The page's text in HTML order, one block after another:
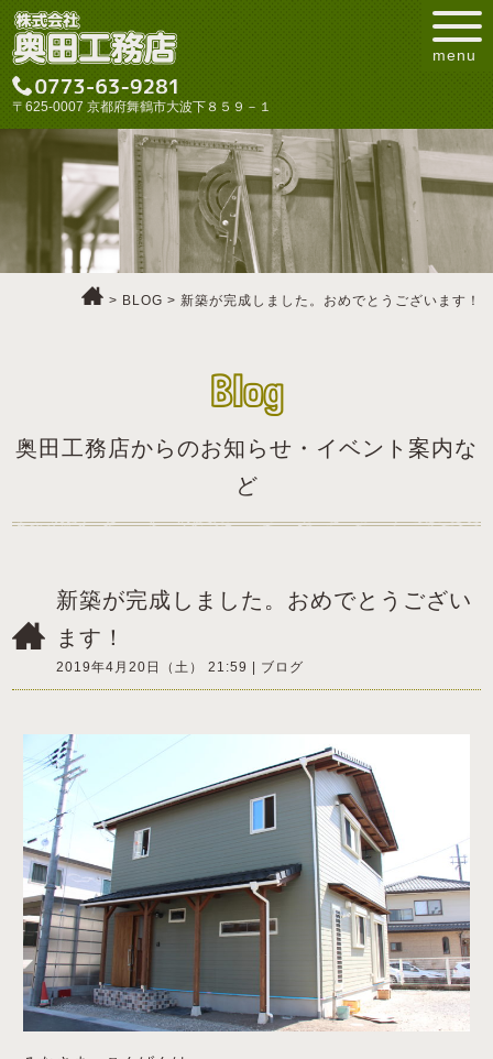
〒625-0007 京都府舞鶴市大波下８５９－１
menu
> BLOG > 新築が完成しました。おめでとうございます！
Blog
奥田工務店からのお知らせ・イベント案内な
ど
新築が完成しました。おめでとうござい
ます！
2019年4月20日（土） 21:59 | ブログ